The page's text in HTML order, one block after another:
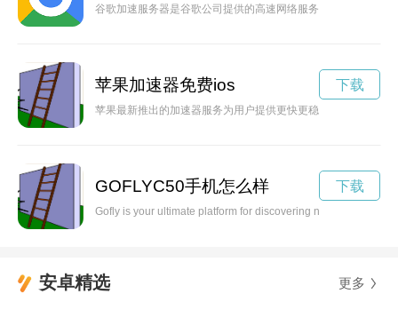
谷歌加速服务器是谷歌公司提供的高速网络服务，能够为用户提
苹果加速器免费ios
苹果最新推出的加速器服务为用户提供更快更稳定的网络连接，
下载
GOFLYC50手机怎么样
Gofly is your ultimate platform for discovering new
下载
安卓精选 更多